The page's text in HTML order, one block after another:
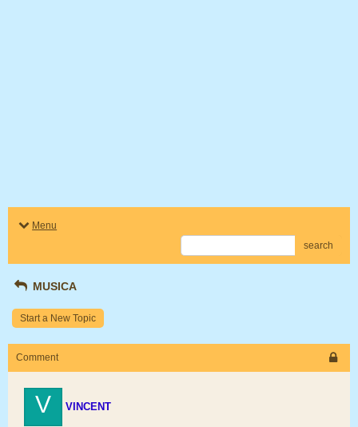
Menu
search
MUSICA
Start a New Topic
Comment
V VINCENT